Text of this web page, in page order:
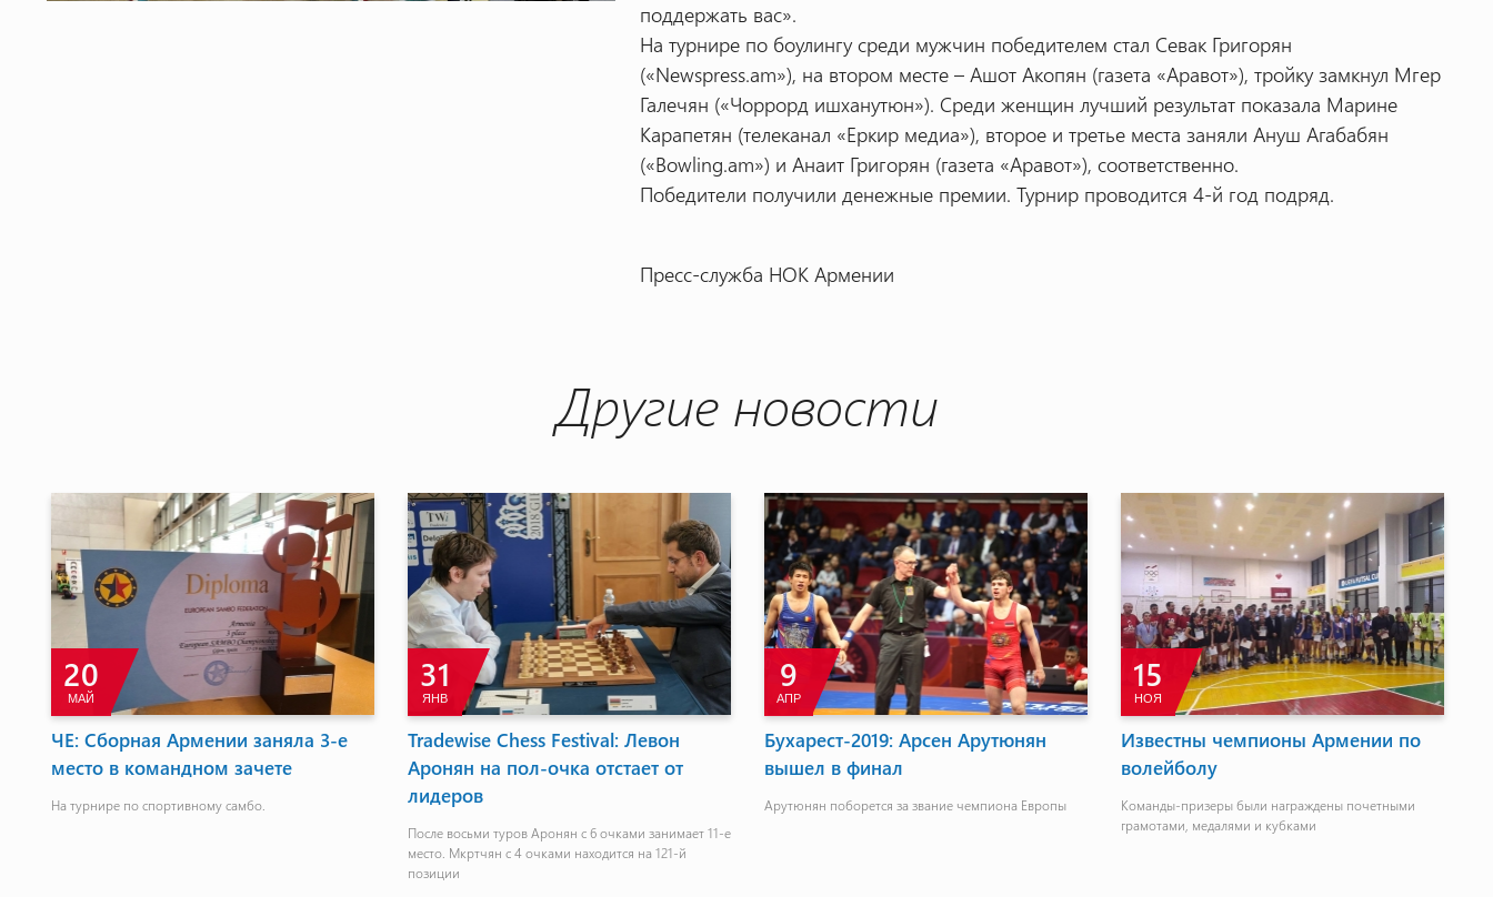
поддержать вас».
На турнире по боулингу среди мужчин победителем стал Севак Григорян
(«Newspress.am»), на втором месте – Ашот Акопян (газета «Аравот»), тройку замкнул Мгер
Галечян («Чоррорд ишханутюн»). Среди женщин лучший результат показала Марине
Карапетян (телеканал «Еркир медиа»), второе и третье места заняли Ануш Агабабян
(«Bowling.am») и Анаит Григорян (газета «Аравот»), соответственно.
Победители получили денежные премии. Турнир проводится 4-й год подряд.
Пресс-служба НОК Армении
Другие новости
20
МАЙ
ЧЕ: Сборная Армении заняла 3-е
место в командном зачете
На турнире по спортивному самбо.
31
ЯНВ
Tradewise Chess Festival: Левон
Аронян на пол-очка отстает от
лидеров
После восьми туров Аронян с 6 очками занимает 11-е
место. Мкртчян с 4 очками находится на 121-й
позиции
9
АПР
Бухарест-2019: Арсен Арутюнян
вышел в финал
Арутюнян поборется за звание чемпиона Европы
15
НОЯ
Известны чемпионы Армении по
волейболу
Команды-призеры были награждены почетными
грамотами, медалями и кубками